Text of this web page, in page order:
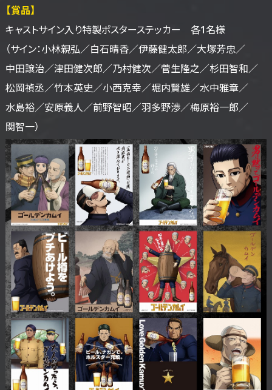
【賞品】
キャストサイン入り特製ポスターステッカー
各1名様
（サイン：小林親弘／白石晴香／伊藤健太郎／大塚芳忠／
中田譲治／津田健次郎／乃村健次／菅生隆之／杉田智和／
松岡禎丞／竹本英史／小西克幸／堀内賢雄／水中雅章／
水島裕／安原義人／前野智昭／羽多野渉／梅原裕一郎／
関智一）